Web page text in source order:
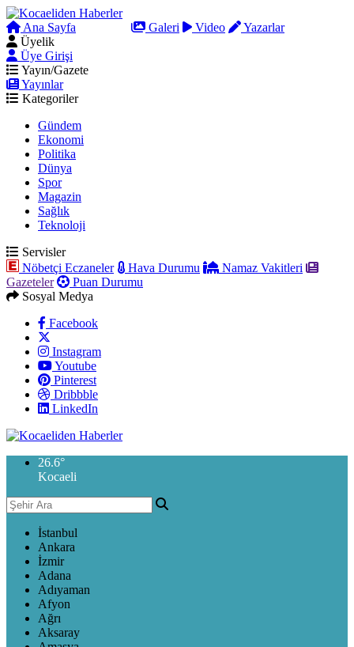
Ana Sayfa Galeri Video
Yazarlar
Üyelik
Üye Girişi
Yayın/Gazete
Yayınlar
Kategoriler
Gündem
Ekonomi
Politika
Dünya
Spor
Magazin
Sağlık
Teknoloji
Servisler
Nöbetçi Eczaneler
Hava Durumu
Namaz Vakitleri
Gazeteler
Puan Durumu
Sosyal Medya
Facebook
Instagram
Youtube
Pinterest
Dribbble
LinkedIn
26.6°
Kocaeli
İstanbul
Ankara
İzmir
Adana
Adıyaman
Afyon
Ağrı
Aksaray